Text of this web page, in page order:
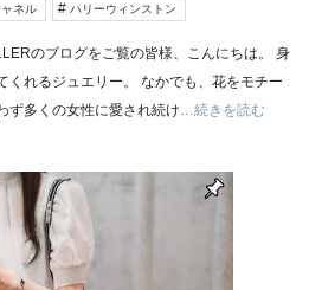
ャネル ハリーウィンストン
のブログをご覧の皆様、こんにちは。 身
くれるジュエリー。 なかでも、花をモチー
ず多くの女性に愛され続け …続きを読む